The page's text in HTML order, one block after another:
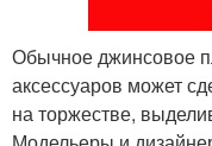
Обычное джинсовое
аксессуаров может
на торжестве,